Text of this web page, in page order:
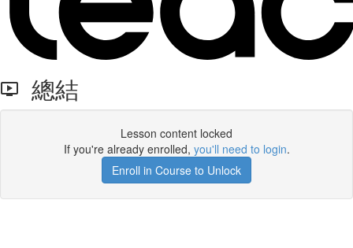
總結
Lesson content locked
If you're already enrolled, you'll need to login.
Enroll in Course to Unlock